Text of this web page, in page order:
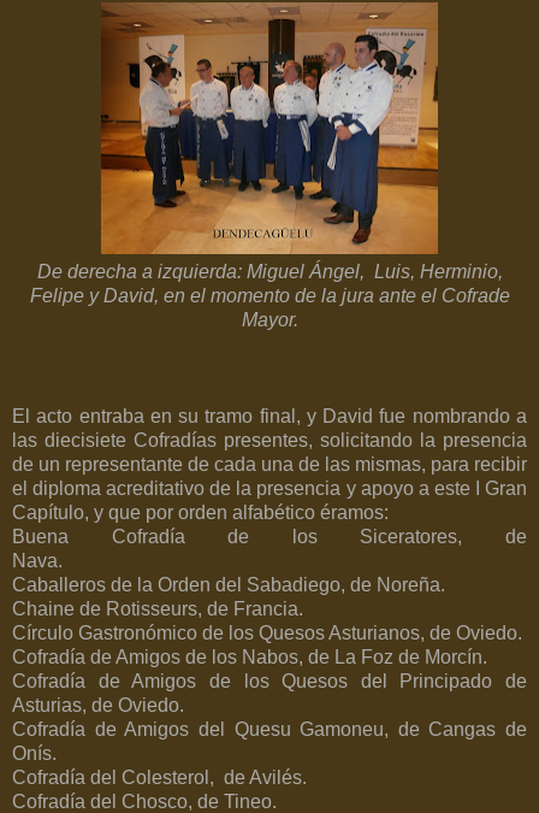
De derecha a izquierda: Miguel Ángel, Luis, Herminio,
Felipe y David, en el momento de la jura ante el Cofrade
Mayor.
El acto entraba en su tramo final, y David fue nombrando a
las diecisiete Cofradías presentes, solicitando la presencia
de un representante de cada una de las mismas, para recibir
el diploma acreditativo de la presencia y apoyo a este I Gran
Capítulo, y que por orden alfabético éramos:
Buena Cofradía de los Siceratores, de
Nava.
Caballeros de la Orden del Sabadiego, de Noreña.
Chaine de Rotisseurs, de Francia.
Círculo Gastronómico de los Quesos Asturianos, de Oviedo.
Cofradía de Amigos de los Nabos, de La Foz de Morcín.
Cofradía de Amigos de los Quesos del Principado de
Asturias, de Oviedo.
Cofradía de Amigos del Quesu Gamoneu, de Cangas de
Onís.
Cofradía del Colesterol, de Avilés.
Cofradía del Chosco, de Tineo.